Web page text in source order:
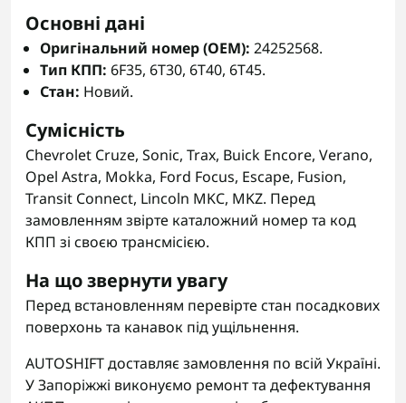
Основні дані
Оригінальний номер (OEM): 24252568.
Тип КПП: 6F35, 6T30, 6T40, 6T45.
Стан: Новий.
Сумісність
Chevrolet Cruze, Sonic, Trax, Buick Encore, Verano,
Opel Astra, Mokka, Ford Focus, Escape, Fusion,
Transit Connect, Lincoln MKC, MKZ. Перед
замовленням звірте каталожний номер та код
КПП зі своєю трансмісією.
На що звернути увагу
Перед встановленням перевірте стан посадкових
поверхонь та канавок під ущільнення.
AUTOSHIFT доставляє замовлення по всій Україні.
У Запоріжжі виконуємо ремонт та дефектування